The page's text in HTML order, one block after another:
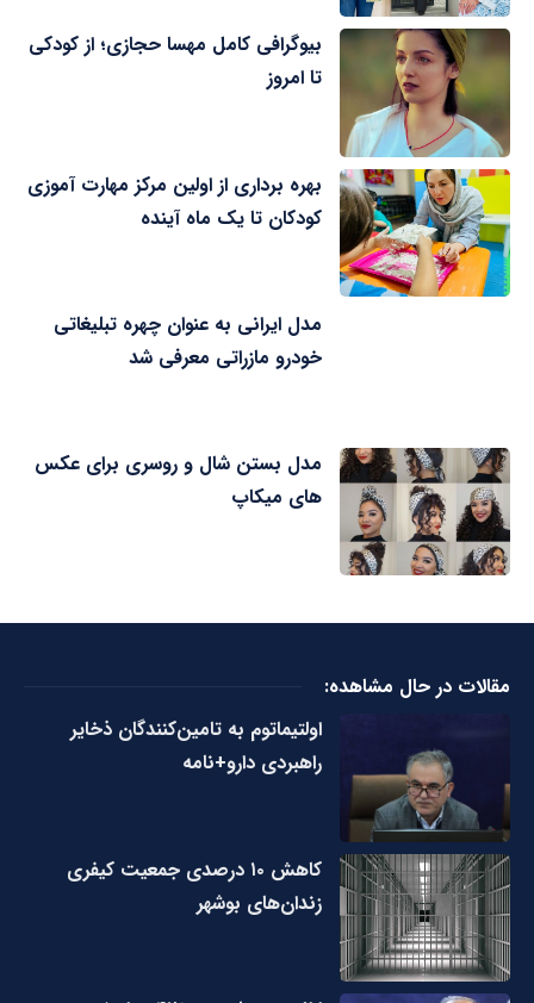
بیوگرافی کامل مهسا حجازی؛ از کودکی
تا امروز
بهره برداری از اولین مرکز مهارت آموزی
کودکان تا یک ماه آینده
مدل ایرانی به عنوان چهره تبلیغاتی
خودرو مازراتی معرفی شد
مدل بستن شال و روسری برای عکس
های میکاپ
مقالات در حال مشاهده:
اولتیماتوم به تامین‌کنندگان ذخایر
راهبردی دارو+نامه
کاهش ۱۰ درصدی جمعیت کیفری
زندان‌های بوشهر